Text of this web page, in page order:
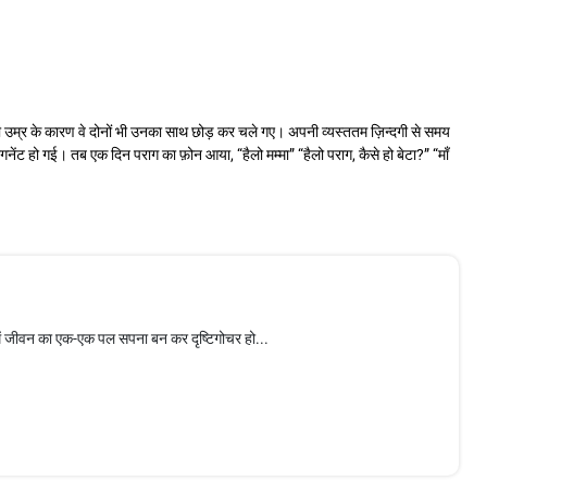
के कारण वे दोनों भी उनका साथ छोड़ कर चले गए। अपनी व्यस्ततम ज़िन्दगी से समय
गई। तब एक दिन पराग का फ़ोन आया, “हैलो मम्मा” “हैलो पराग, कैसे हो बेटा?” “माँ
का एक-एक पल सपना बन कर दृष्टिगोचर हो...